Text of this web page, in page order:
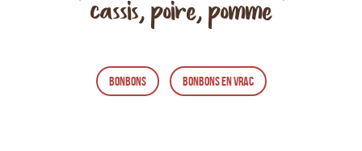
cassis, poire, pomme
BONBONS BONBONS EN VRAC